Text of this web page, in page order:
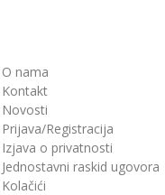
O nama
Kontakt
Novosti
Prijava/Registracija
Izjava o privatnosti
Jednostavni raskid ugovora
Kolačići